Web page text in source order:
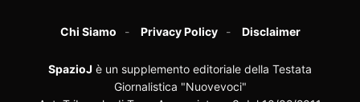
Chi Siamo Privacy Policy Disclaimer
SpazioJ è un supplemento editoriale della Testata
Giornalistica "Nuovevoci"